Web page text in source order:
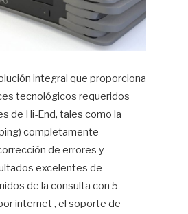
integral que proporciona
tecnológicos requeridos
de Hi-End, tales como la
completamente
de errores y
excelentes de
de la consulta con 5
internet , el soporte de